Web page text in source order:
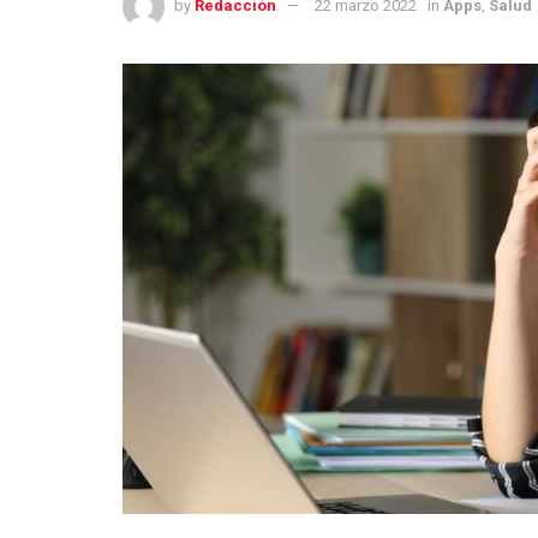
by Redacción 22 marzo 2022 in Apps Salud